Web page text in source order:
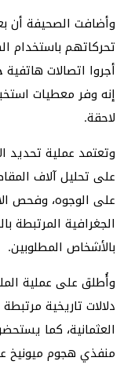
وأضافت الصحيفة أن
تحركاتهم باستخدام
أجروا اتصالات
إنه وفر معطيات
لاحقة.
وتعتمد عملية تحديد
على تحليل آلاف
على الوجوه، وفحص
الجغرافية المرتبطة
بالأشخاص المطلوبين.
وأُطلق على عملية
دلالات تاريخية
العثمانية، كما
منفذي هجوم ميونيخ عام